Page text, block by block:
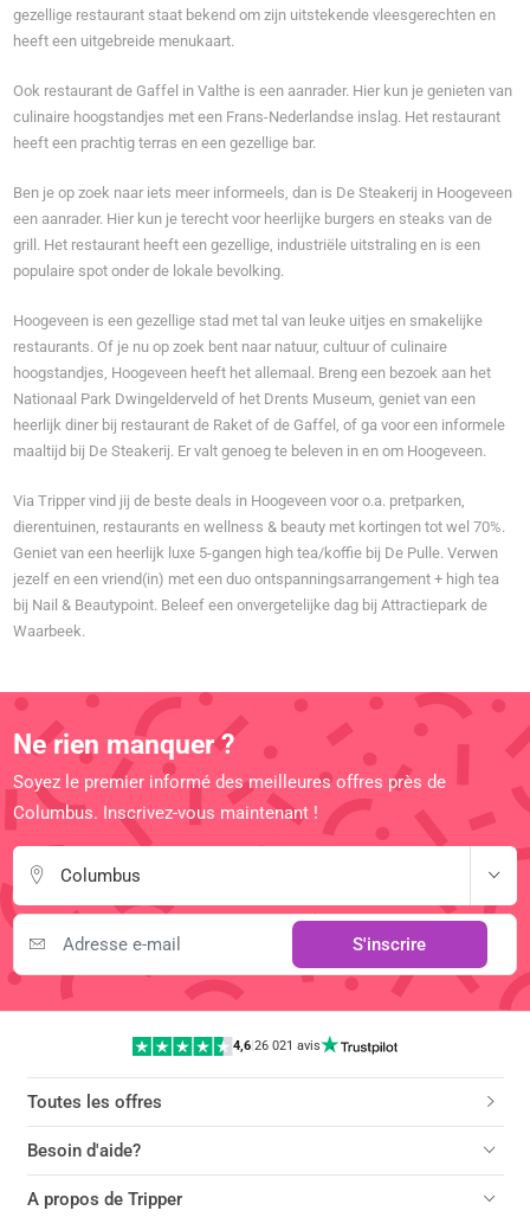
gezellige restaurant staat bekend om zijn uitstekende vleesgerechten en
heeft een uitgebreide menukaart.
Ook restaurant de Gaffel in Valthe is een aanrader. Hier kun je genieten van
culinaire hoogstandjes met een Frans-Nederlandse inslag. Het restaurant
heeft een prachtig terras en een gezellige bar.
Ben je op zoek naar iets meer informeels, dan is De Steakerij in Hoogeveen
een aanrader. Hier kun je terecht voor heerlijke burgers en steaks van de
grill. Het restaurant heeft een gezellige, industriële uitstraling en is een
populaire spot onder de lokale bevolking.
Hoogeveen is een gezellige stad met tal van leuke uitjes en smakelijke
restaurants. Of je nu op zoek bent naar natuur, cultuur of culinaire
hoogstandjes, Hoogeveen heeft het allemaal. Breng een bezoek aan het
Nationaal Park Dwingelderveld of het Drents Museum, geniet van een
heerlijk diner bij restaurant de Raket of de Gaffel, of ga voor een informele
maaltijd bij De Steakerij. Er valt genoeg te beleven in en om Hoogeveen.
Via Tripper vind jij de beste deals in Hoogeveen voor o.a. pretparken,
dierentuinen, restaurants en wellness & beauty met kortingen tot wel 70%.
Geniet van een heerlijk luxe 5-gangen high tea/koffie bij De Pulle. Verwen
jezelf en een vriend(in) met een duo ontspanningsarrangement + high tea
bij Nail & Beautypoint. Beleef een onvergetelijke dag bij Attractiepark de
Waarbeek.
Ne rien manquer ?
Soyez le premier informé des meilleures offres près de
Columbus. Inscrivez-vous maintenant !
Columbus
S'inscrire
4,6|26 021 avis
Toutes les offres
Besoin d'aide?
A propos de Tripper